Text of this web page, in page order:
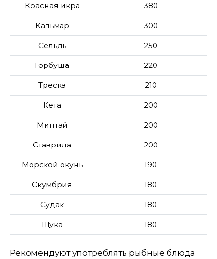
Красная икра 380
Кальмар 300
Сельдь 250
Горбуша 220
Треска 210
Кета 200
Минтай 200
Ставрида 200
Морской окунь 190
Скумбрия 180
Судак 180
Щука 180
Рекомендуют употреблять рыбные блюда